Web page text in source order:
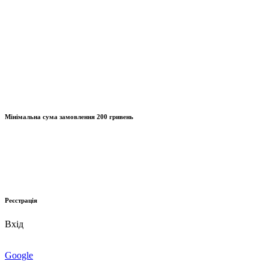
Мінімальна сума замовлення 200 гривень
Реєстрація
Вхід
Google